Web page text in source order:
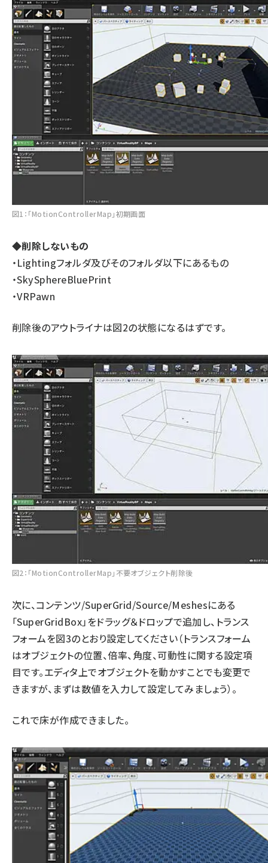
図1：「MotionControllerMap」初期画面
◆削除しないもの
・Lightingフォルダ及びそのフォルダ以下にあるもの
・SkySphereBluePrint
・VRPawn
削除後のアウトライナは図2の状態になるはずです。
図2：「MotionControllerMap」不要オブジェクト削除後
次に、コンテンツ/SuperGrid/Source/Meshesにある
「SuperGridBox」をドラッグ＆ドロップで追加し、トランス
フォームを図3のとおり設定してください（トランスフォーム
はオブジェクトの位置、倍率、角度、可動性に関する設定項
目です。エディタ上でオブジェクトを動かすことでも変更で
きますが、まずは数値を入力して設定してみましょう）。
これで床が作成できました。